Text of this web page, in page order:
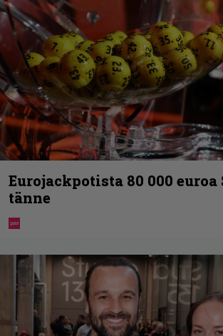
Eurojackpotista 80 000 euroa
tänne